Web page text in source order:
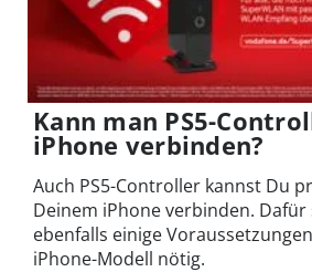
Kann man PS5-
iPhone verbinden?
Auch PS5-Controller kannst Du
Deinem iPhone verbinden.
ebenfalls einige
iPhone-Modell nötig.